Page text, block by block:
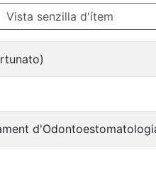
Vista senzilla d'ítem